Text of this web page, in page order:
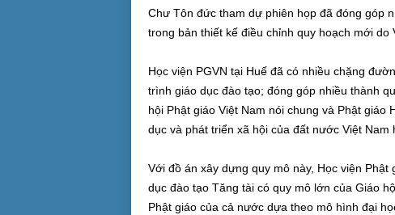
Chư Tôn đức tham dự phiên họp đã đóng góp
trong bản thiết kế điều chỉnh quy hoạch mới
Học viện PGVN tại Huế đã có nhiều chặng
trình giáo dục đào tạo; đóng góp nhiều thành
hội Phật giáo Việt Nam nói chung và Phật
dục và phát triển xã hội của đất nước Việt Nam
Với đồ án xây dựng quy mô này, Học viện
dục đào tạo Tăng tài có quy mô lớn của Giáo
Phật giáo của cả nước dựa theo mô hình đại